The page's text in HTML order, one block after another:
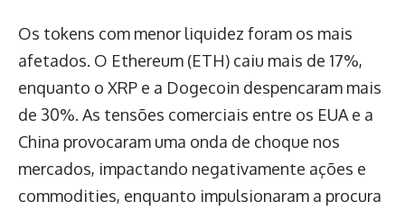
Os tokens com menor liquidez foram os mais
afetados. O Ethereum (ETH) caiu mais de 17%,
enquanto o XRP e a Dogecoin despencaram mais
de 30%. As tensões comerciais entre os EUA e a
China provocaram uma onda de choque nos
mercados, impactando negativamente ações e
commodities, enquanto impulsionaram a procura